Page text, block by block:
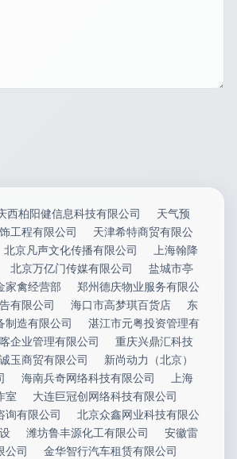
西柏阳健信息科技有限公司
天气预
工程有限公司
天津希特商贸有限公
北京凡声文化传播有限公司
上海翰降
北京万亿门传媒有限公司
盐城市亭
家禽经营部
郑州德庆物业服务有限公
有限公司 海口市高梦琪百货店
东
制造有限公司
湛江市元粤投资管理有
企业管理有限公司
重庆兴鼎汇科技
玉商贸有限公司
新尚动力（北京）
海南兵奇网络科技有限公司
上海
室
大连巨冠创网络科技有限公司
询有限公司
北京众鑫网业科技有限公
潍坊鲁丰源化工有限公司
安徽雷
公司
金华智行汽车租赁有限公司